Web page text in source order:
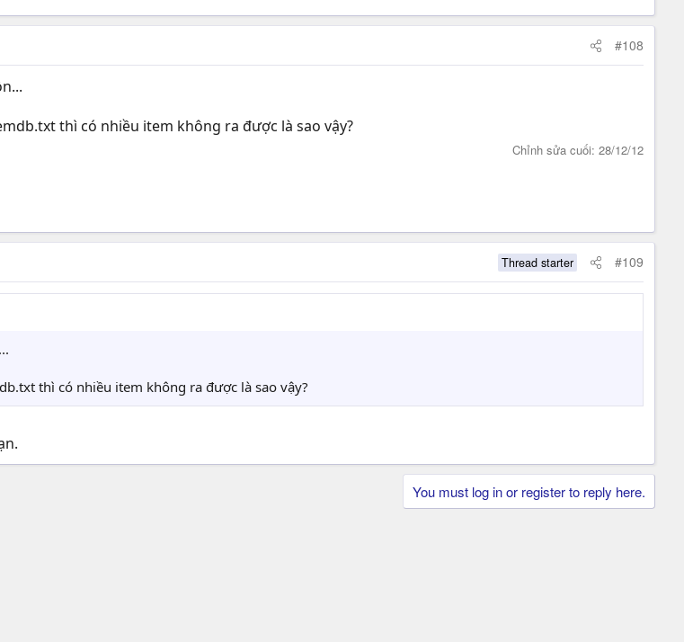
#108
thì có nhiều item không ra được là sao vậy?
Chỉnh sửa cuối: 28/12/12
Thread starter #109
thì có nhiều item không ra được là sao vậy?
You must log in or register to reply here.